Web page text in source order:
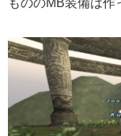
もののMB装備は作